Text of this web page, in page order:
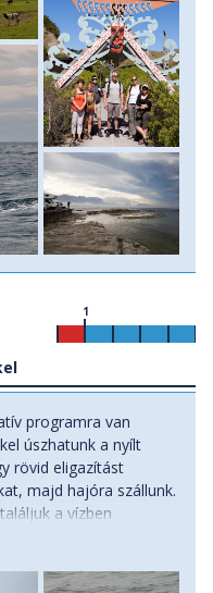
1
programra van
úszhatunk a nyílt
rövid eligazítást
majd hajóra szállunk.
a vízben
húzunk, majd a
delfineket.